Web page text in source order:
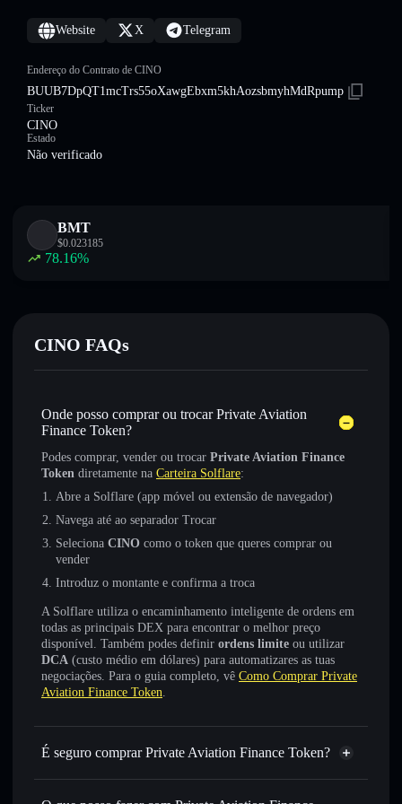
Website X Telegram
Endereço do Contrato de CINO
BUUB7DpQT1mcTrs55oXawgEbxm5khAozsbmyhMdRpump
Ticker
CINO
Estado
Não verificado
BMT
$0.023185
78.16%
CINO FAQs
Onde posso comprar ou trocar Private Aviation
Finance Token?
Podes comprar, vender ou trocar Private Aviation Finance
Token diretamente na Carteira Solflare:
Abre a Solflare (app móvel ou extensão de navegador)
Navega até ao separador Trocar
Seleciona CINO como o token que queres comprar ou
vender
Introduz o montante e confirma a troca
A Solflare utiliza o encaminhamento inteligente de ordens em
todas as principais DEX para encontrar o melhor preço
disponível. Também podes definir ordens limite ou utilizar
DCA (custo médio em dólares) para automatizares as tuas
negociações. Para o guia completo, vê Como Comprar Private
Aviation Finance Token.
É seguro comprar Private Aviation Finance Token?
Private Aviation Finance Token não está verificado